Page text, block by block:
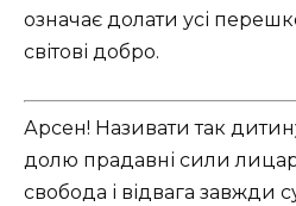
означає долати усі
світові добро.
Арсен! Називати так
долю прадавні сили
свобода і відвага завжди